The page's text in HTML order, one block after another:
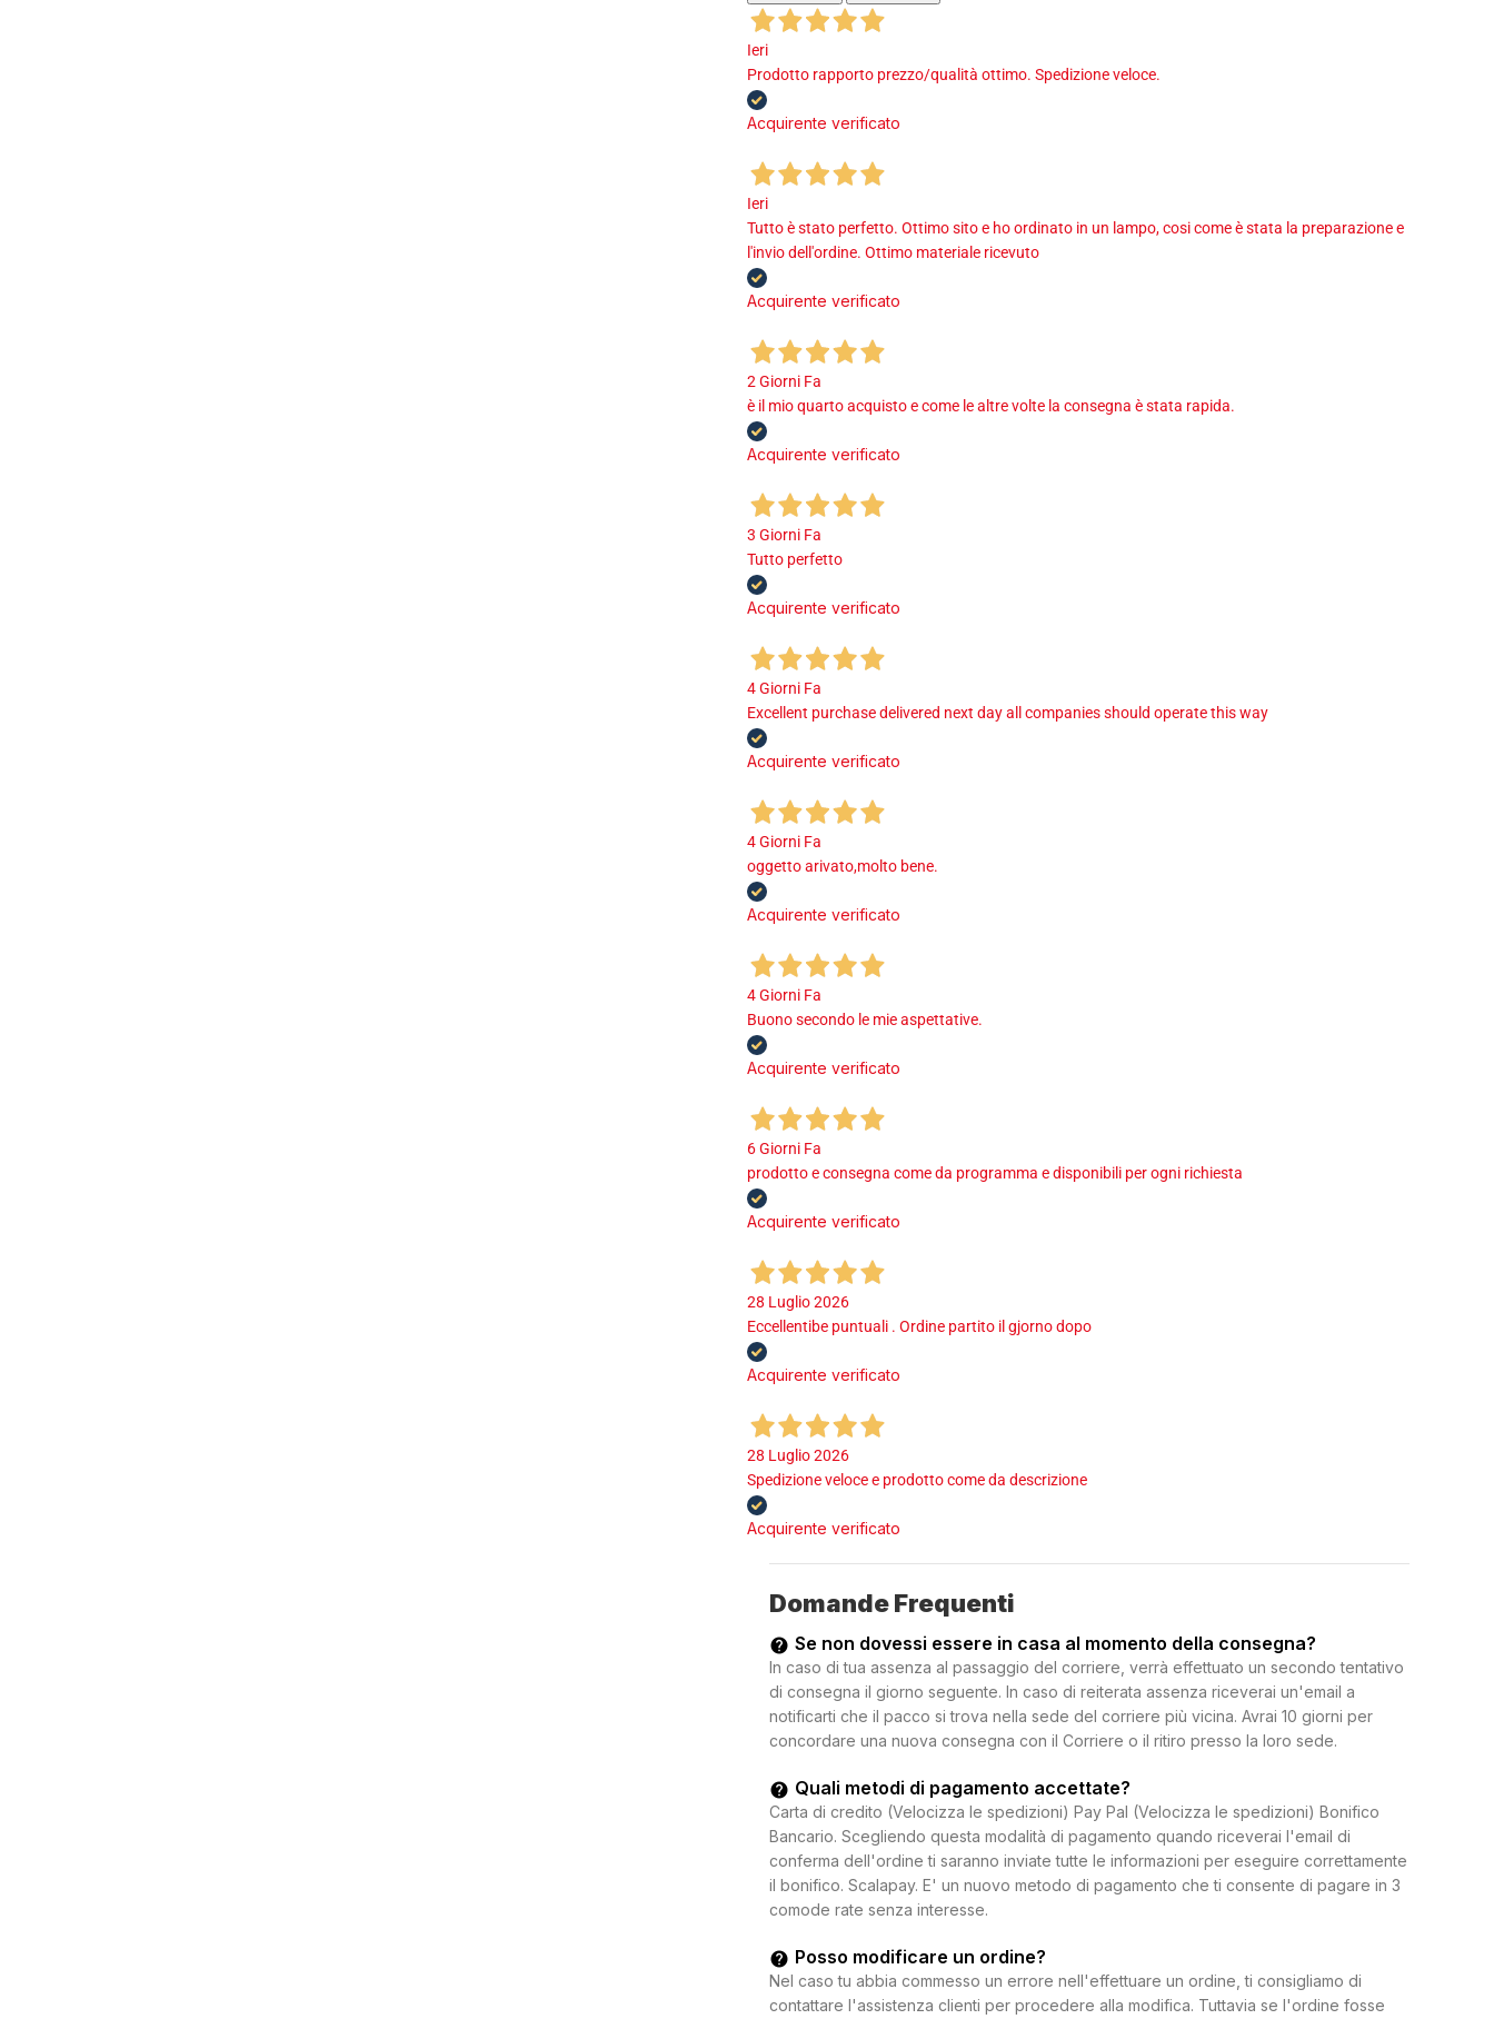
Ieri
Prodotto rapporto prezzo/qualità ottimo. Spedizione veloce.
Acquirente verificato
Ieri
Tutto è stato perfetto. Ottimo sito e ho ordinato in un lampo, cosi come è stata la preparazione e
l'invio dell'ordine. Ottimo materiale ricevuto
Acquirente verificato
2 Giorni Fa
è il mio quarto acquisto e come le altre volte la consegna è stata rapida.
Acquirente verificato
3 Giorni Fa
Tutto perfetto
Acquirente verificato
4 Giorni Fa
Excellent purchase delivered next day all companies should operate this way
Acquirente verificato
4 Giorni Fa
oggetto arivato,molto bene.
Acquirente verificato
4 Giorni Fa
Buono secondo le mie aspettative.
Acquirente verificato
6 Giorni Fa
prodotto e consegna come da programma e disponibili per ogni richiesta
Acquirente verificato
28 Luglio 2026
Eccellentibe puntuali . Ordine partito il gjorno dopo
Acquirente verificato
28 Luglio 2026
Spedizione veloce e prodotto come da descrizione
Acquirente verificato
Domande Frequenti
Se non dovessi essere in casa al momento della consegna?
In caso di tua assenza al passaggio del corriere, verrà effettuato un secondo tentativo
di consegna il giorno seguente. In caso di reiterata assenza riceverai un'email a
notificarti che il pacco si trova nella sede del corriere più vicina. Avrai 10 giorni per
concordare una nuova consegna con il Corriere o il ritiro presso la loro sede.
Quali metodi di pagamento accettate?
Carta di credito (Velocizza le spedizioni) Pay Pal (Velocizza le spedizioni) Bonifico
Bancario. Scegliendo questa modalità di pagamento quando riceverai l'email di
conferma dell'ordine ti saranno inviate tutte le informazioni per eseguire correttamente
il bonifico. Scalapay. E' un nuovo metodo di pagamento che ti consente di pagare in 3
comode rate senza interesse.
Posso modificare un ordine?
Nel caso tu abbia commesso un errore nell'effettuare un ordine, ti consigliamo di
contattare l'assistenza clienti per procedere alla modifica. Tuttavia se l'ordine fosse